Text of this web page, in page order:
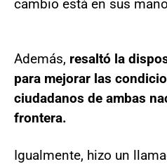
cambio está en sus
Además, resaltó la
para mejorar las
ciudadanos de ambas
frontera.
Igualmente, hizo un